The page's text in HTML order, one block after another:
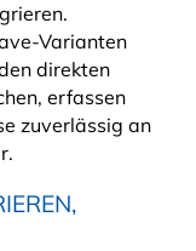
direkten
zuverlässig an